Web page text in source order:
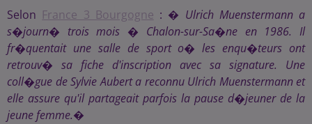
Selon France 3 Bourgogne : � Ulrich Muenstermann a
s�journ� trois mois � Chalon-sur-Sa�ne en 1986. Il
fr�quentait une salle de sport o� les enqu�teurs ont
retrouv� sa fiche d'inscription avec sa signature. Une
coll�gue de Sylvie Aubert a reconnu Ulrich Muenstermann et
elle assure qu'il partageait parfois la pause d�jeuner de la
jeune femme.�